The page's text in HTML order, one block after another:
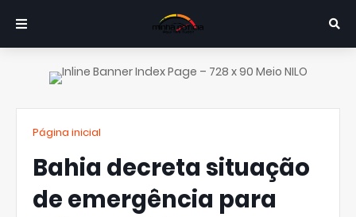
Página inicial
Bahia decreta situação
de emergência para